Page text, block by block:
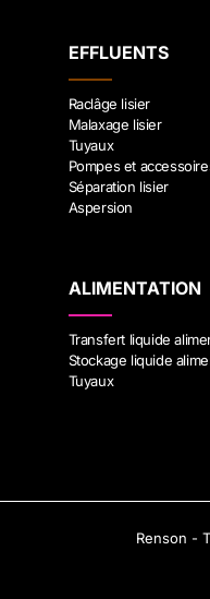
EFFLUENTS
Raclâge lisier
Malaxage lisier
Tuyaux
Pompes et
Séparation lisier
Aspersion
ALIMENTATION
Transfert liquide
Stockage liquide
Tuyaux
Renson -